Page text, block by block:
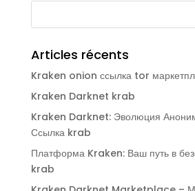
Articles récents
Kraken onion ссылка tor
Kraken Darknet krab
Kraken Darknet: Эволюция
Ссылка krab
Платформа Kraken: Ваш путь в
krab